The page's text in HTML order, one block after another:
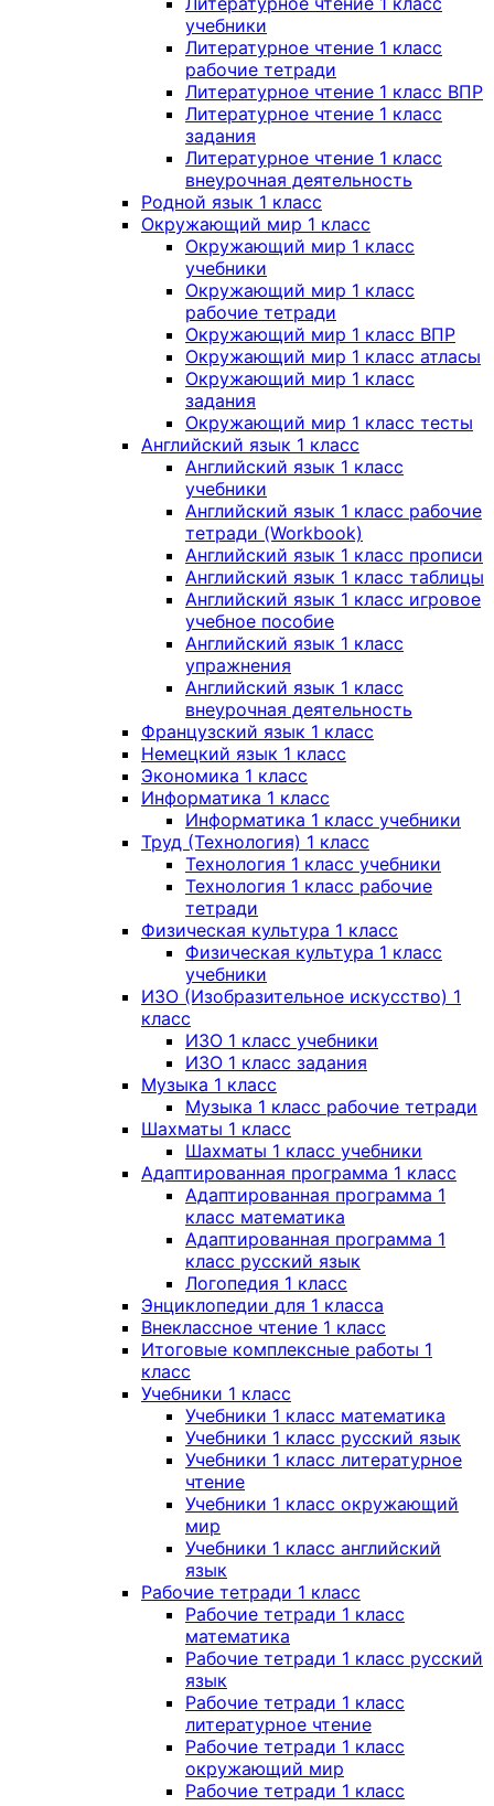
учебники
Литературное чтение 1 класс
рабочие тетради
Литературное чтение 1 класс ВПР
Литературное чтение 1 класс
задания
Литературное чтение 1 класс
внеурочная деятельность
Родной язык 1 класс
Окружающий мир 1 класс
Окружающий мир 1 класс
учебники
Окружающий мир 1 класс
рабочие тетради
Окружающий мир 1 класс ВПР
Окружающий мир 1 класс атласы
Окружающий мир 1 класс
задания
Окружающий мир 1 класс тесты
Английский язык 1 класс
Английский язык 1 класс
учебники
Английский язык 1 класс рабочие
тетради (Workbook)
Английский язык 1 класс прописи
Английский язык 1 класс таблицы
Английский язык 1 класс игровое
учебное пособие
Английский язык 1 класс
упражнения
Английский язык 1 класс
внеурочная деятельность
Французский язык 1 класс
Немецкий язык 1 класс
Экономика 1 класс
Информатика 1 класс
Информатика 1 класс учебники
Труд (Технология) 1 класс
Технология 1 класс учебники
Технология 1 класс рабочие
тетради
Физическая культура 1 класс
Физическая культура 1 класс
учебники
ИЗО (Изобразительное искусство) 1
класс
ИЗО 1 класс учебники
ИЗО 1 класс задания
Музыка 1 класс
Музыка 1 класс рабочие тетради
Шахматы 1 класс
Шахматы 1 класс учебники
Адаптированная программа 1 класс
Адаптированная программа 1
класс математика
Адаптированная программа 1
класс русский язык
Логопедия 1 класс
Энциклопедии для 1 класса
Внеклассное чтение 1 класс
Итоговые комплексные работы 1
класс
Учебники 1 класс
Учебники 1 класс математика
Учебники 1 класс русский язык
Учебники 1 класс литературное
чтение
Учебники 1 класс окружающий
мир
Учебники 1 класс английский
язык
Рабочие тетради 1 класс
Рабочие тетради 1 класс
математика
Рабочие тетради 1 класс русский
язык
Рабочие тетради 1 класс
литературное чтение
Рабочие тетради 1 класс
окружающий мир
Рабочие тетради 1 класс